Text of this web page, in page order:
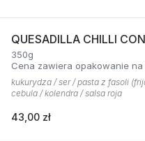
QUESADILLA CHILLI
350g
Cena zawiera opakowanie na
kukurydza / ser / pasta z fasoli
cebula / kolendra / salsa roja
43,00 zł